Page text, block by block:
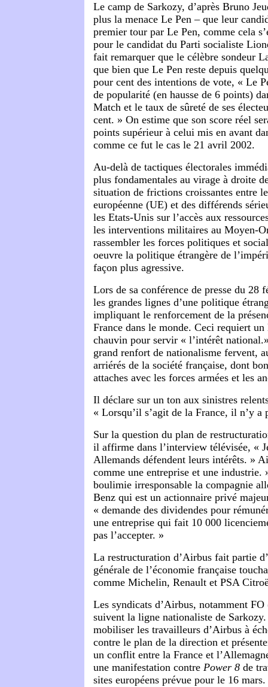
Le camp de Sarkozy, d’après Bruno
plus la menace Le Pen – que leur
premier tour par Le Pen, comme cela
pour le candidat du Parti socialiste
fait remarquer que le célèbre sondeur
que bien que Le Pen reste depuis
pour cent des intentions de vote, « Le
de popularité (en hausse de 6 points)
Match et le taux de sûreté de ses
cent. » On estime que son score réel
points supérieur à celui mis en avant
comme ce fut le cas le 21 avril 2002.
Au-delà de tactiques électorales
plus fondamentales au virage à droite
situation de frictions croissantes entre
européenne (UE) et des différends
les Etats-Unis sur l’accès aux
les interventions militaires au Moyen-
rassembler les forces politiques et
oeuvre la politique étrangère de
façon plus agressive.
Lors de sa conférence de presse du 28
les grandes lignes d’une politique
impliquant le renforcement de la
France dans le monde. Ceci requiert un
chauvin pour servir « l’intérêt
grand renfort de nationalisme fervent,
arriérés de la société française, dont
attaches avec les forces armées et les
Il déclare sur un ton aux sinistres
« Lorsqu’il s’agit de la France, il n’y a
Sur la question du plan de
il affirme dans l’interview télévisée, «
Allemands défendent leurs intérêts. »
comme une entreprise et une industrie.
boulimie irresponsable la compagnie
Benz qui est un actionnaire privé
« demande des dividendes pour
une entreprise qui fait 10 000
pas l’accepter. »
La restructuration d’Airbus fait partie
générale de l’économie française
comme Michelin, Renault et PSA
Les syndicats d’Airbus, notamment
suivent la ligne nationaliste de
mobiliser les travailleurs d’Airbus à
contre le plan de la direction et
un conflit entre la France et
une manifestation contre Power 8 de
sites européens prévue pour le 16 mars.